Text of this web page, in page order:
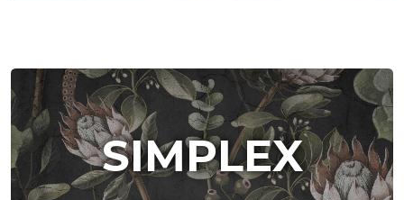
SIMPLEX